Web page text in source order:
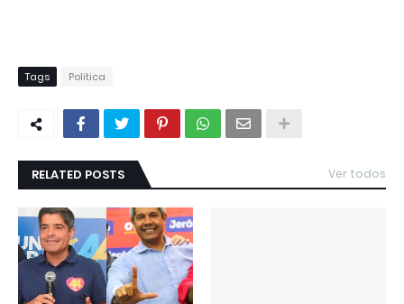
Tags Politica
RELATED POSTS Ver todos